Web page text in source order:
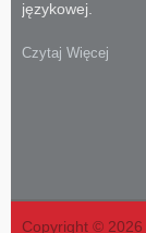
językowej.
Czytaj Więcej
Copyright © 2026